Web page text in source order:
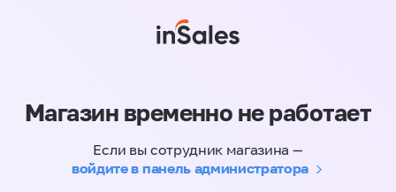
Магазин временно не работает
Если вы сотрудник магазина —
войдите в панель администратора